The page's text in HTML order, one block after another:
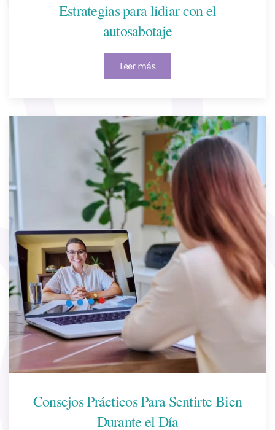
Estrategias para lidiar con el
autosabotaje
Leer más
Consejos Prácticos Para Sentirte Bien
Durante el Día